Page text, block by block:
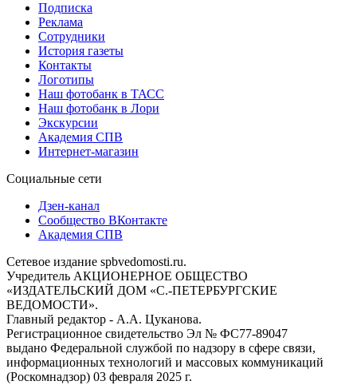
Подписка
Реклама
Сотрудники
История газеты
Контакты
Логотипы
Наш фотобанк в ТАСС
Наш фотобанк в Лори
Экскурсии
Академия СПВ
Интернет-магазин
Социальные сети
Дзен-канал
Сообщество ВКонтакте
Академия СПВ
Сетевое издание spbvedomosti.ru.
Учредитель АКЦИОНЕРНОЕ ОБЩЕСТВО
«ИЗДАТЕЛЬСКИЙ ДОМ «С.-ПЕТЕРБУРГСКИЕ
ВЕДОМОСТИ».
Главный редактор - А.А. Цуканова.
Регистрационное свидетельство Эл № ФС77-89047
выдано Федеральной службой по надзору в сфере связи,
информационных технологий и массовых коммуникаций
(Роскомнадзор) 03 февраля 2025 г.